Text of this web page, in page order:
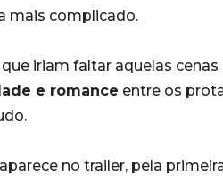
mais complicado.
iriam faltar aquelas
e romance entre os
no trailer, pela